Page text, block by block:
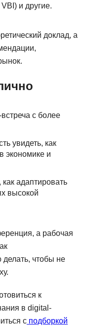
и другие.
доклад, а
с более
увидеть, как
экономике и
адаптировать
высокой
а рабочая
делать, чтобы не
к
в digital-
с подборкой